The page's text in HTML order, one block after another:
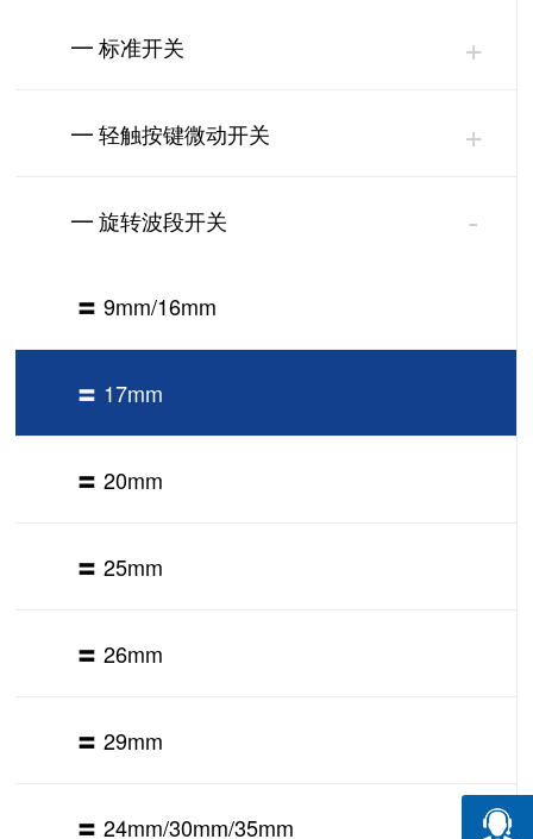
━ 标准开关 +
━ 轻触按键微动开关 +
━ 旋转波段开关 -
〓 9mm/16mm
〓 17mm
〓 20mm
〓 25mm
〓 26mm
〓 29mm
〓 24mm/30mm/35mm